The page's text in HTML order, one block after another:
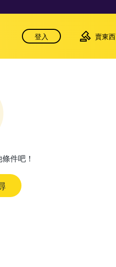
登入 賣東西
件吧！